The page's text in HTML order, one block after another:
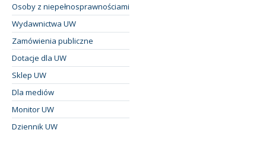
Osoby z niepełnosprawnościami
Wydawnictwa UW
Zamówienia publiczne
Dotacje dla UW
Sklep UW
Dla mediów
Monitor UW
Dziennik UW